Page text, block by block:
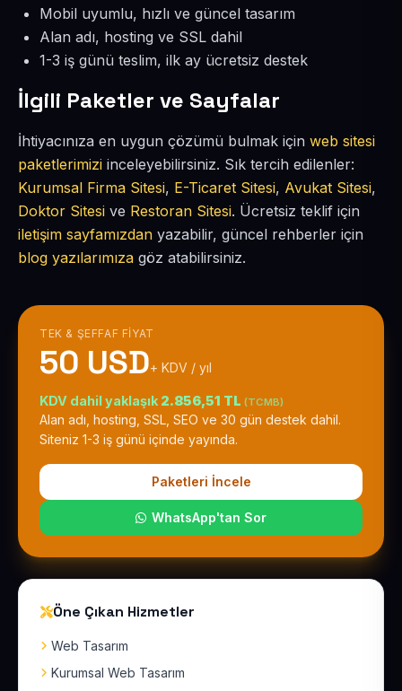
Mobil uyumlu, hızlı ve güncel tasarım
Alan adı, hosting ve SSL dahil
1-3 iş günü teslim, ilk ay ücretsiz destek
İlgili Paketler ve Sayfalar
İhtiyacınıza en uygun çözümü bulmak için web sitesi
paketlerimizi inceleyebilirsiniz. Sık tercih edilenler:
Kurumsal Firma Sitesi, E-Ticaret Sitesi, Avukat Sitesi,
Doktor Sitesi ve Restoran Sitesi. Ücretsiz teklif için
iletişim sayfamızdan yazabilir, güncel rehberler için
blog yazılarımıza göz atabilirsiniz.
TEK & ŞEFFAF FIYAT
50 USD+ KDV / yıl
KDV dahil yaklaşık 2.856,51 TL (TCMB)
Alan adı, hosting, SSL, SEO ve 30 gün destek dahil.
Siteniz 1-3 iş günü içinde yayında.
Paketleri İncele
WhatsApp'tan Sor
Öne Çıkan Hizmetler
Web Tasarım
Kurumsal Web Tasarım